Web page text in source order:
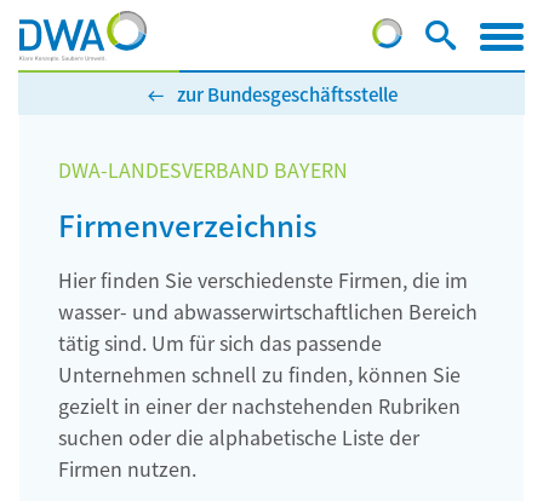
zur Bundesgeschäftsstelle
DWA-LANDESVERBAND BAYERN
Firmenverzeichnis
Hier finden Sie verschiedenste Firmen, die im
wasser- und abwasserwirtschaftlichen Bereich
tätig sind. Um für sich das passende
Unternehmen schnell zu finden, können Sie
gezielt in einer der nachstehenden Rubriken
suchen oder die alphabetische Liste der
Firmen nutzen.